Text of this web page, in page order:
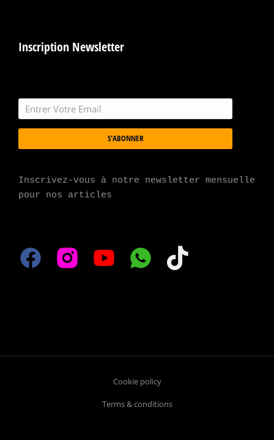
Inscription Newsletter
S'ABONNER
Inscrivez-vous à notre newsletter mensuelle
pour nos articles
Cookie policy
Terms & conditions